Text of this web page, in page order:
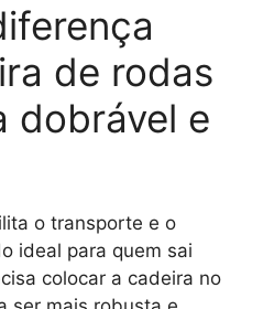
de rodas
dobrável e
o transporte e o
ideal para quem sai
colocar a cadeira no